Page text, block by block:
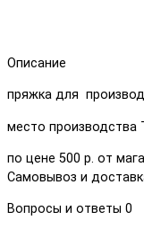
Описание
пряжка для
место производства
по цене 500 р. от
Самовывоз и
Вопросы и ответы 0